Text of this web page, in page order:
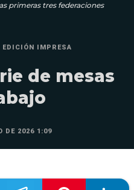
primeras tres federaciones
EDICIÓN IMPRESA
de mesas
DE 2026 1:09